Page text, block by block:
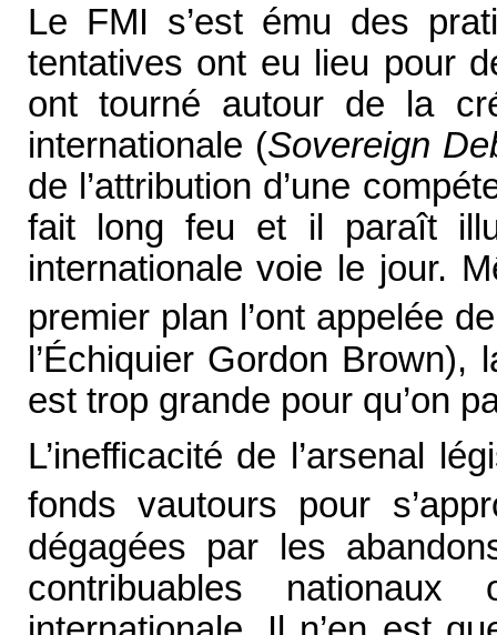
Le FMI s’est ému des
tentatives ont eu lieu pour
ont tourné autour de la
internationale (Sovereign
de l’attribution d’une
fait long feu et il paraît
internationale voie le jour.
premier plan l’ont appelée
l’Échiquier Gordon
est trop grande pour qu’on
L’inefficacité de l’arsenal
fonds vautours pour
dégagées par les
contribuables